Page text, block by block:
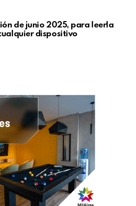
de junio 2025, para leerla
dispositivo